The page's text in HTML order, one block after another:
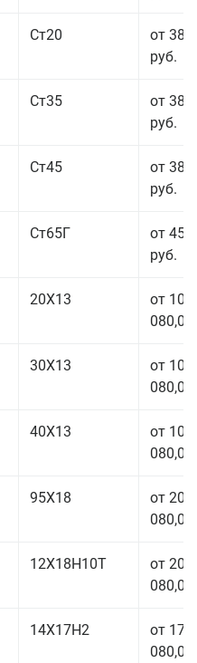
Ст20
от 38
руб.
Ст35
от 38
руб.
Ст45
от 38
руб.
Ст65Г
от 45
руб.
20Х13
от 103
080,00
30Х13
от 103
080,00
40Х13
от 103
080,00
95Х18
от 208
080,00
12Х18Н10Т
от 209
080,00
14Х17Н2
от 175
080,00